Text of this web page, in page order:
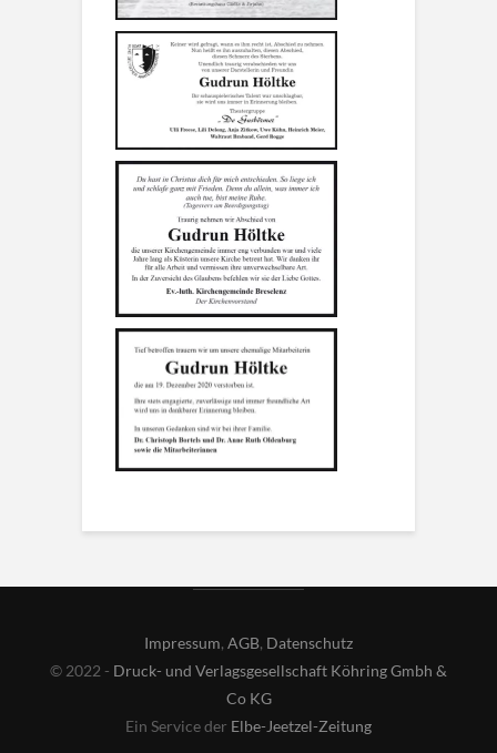
Impressum, AGB, Datenschutz
© 2022 - Druck- und Verlagsgesellschaft Köhring Gmbh &
Co KG
Ein Service der Elbe-Jeetzel-Zeitung